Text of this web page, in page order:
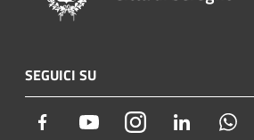
SEGUICI SU
Facebook YoutubeInstagram LinkedIn